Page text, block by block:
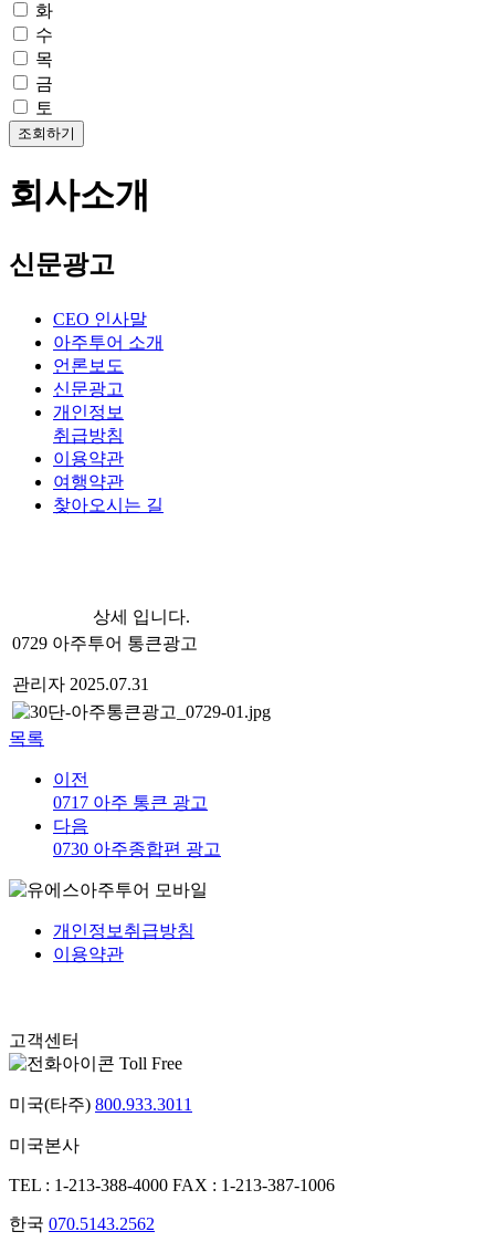
화
수
목
금
토
회사소개
신문광고
CEO 인사말
아주투어 소개
언론보도
신문광고
개인정보
취급방침
이용약관
여행약관
찾아오시는 길
상세 입니다.
0729 아주투어 통큰광고
관리자 2025.07.31
목록
이전
0717 아주 통큰 광고
다음
0730 아주종합편 광고
개인정보취급방침
이용약관
고객센터
Toll Free
미국(타주) 800.933.3011
미국본사
TEL : 1-213-388-4000 FAX : 1-213-387-1006
한국 070.5143.2562